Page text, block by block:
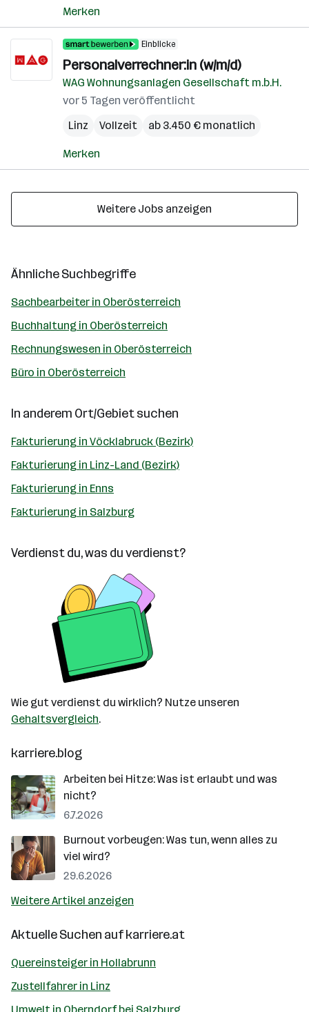
Merken
Einblicke
Personalverrechner:in (w/m/d)
WAG Wohnungsanlagen Gesellschaft m.b.H.
vor 5 Tagen veröffentlicht
Linz
Vollzeit ab 3.450 € monatlich
Merken
Weitere Jobs anzeigen
Ähnliche Suchbegriffe
Sachbearbeiter in Oberösterreich
Buchhaltung in Oberösterreich
Rechnungswesen in Oberösterreich
Büro in Oberösterreich
In anderem Ort/Gebiet suchen
Fakturierung in Vöcklabruck (Bezirk)
Fakturierung in Linz-Land (Bezirk)
Fakturierung in Enns
Fakturierung in Salzburg
Verdienst du, was du verdienst?
Wie gut verdienst du wirklich? Nutze unseren
Gehaltsvergleich.
karriere.blog
Arbeiten bei Hitze: Was ist erlaubt und was
nicht?
6.7.2026
Burnout vorbeugen: Was tun, wenn alles zu
viel wird?
29.6.2026
Weitere Artikel anzeigen
Aktuelle Suchen aufkarriere.at
Quereinsteiger in Hollabrunn
Zustellfahrer in Linz